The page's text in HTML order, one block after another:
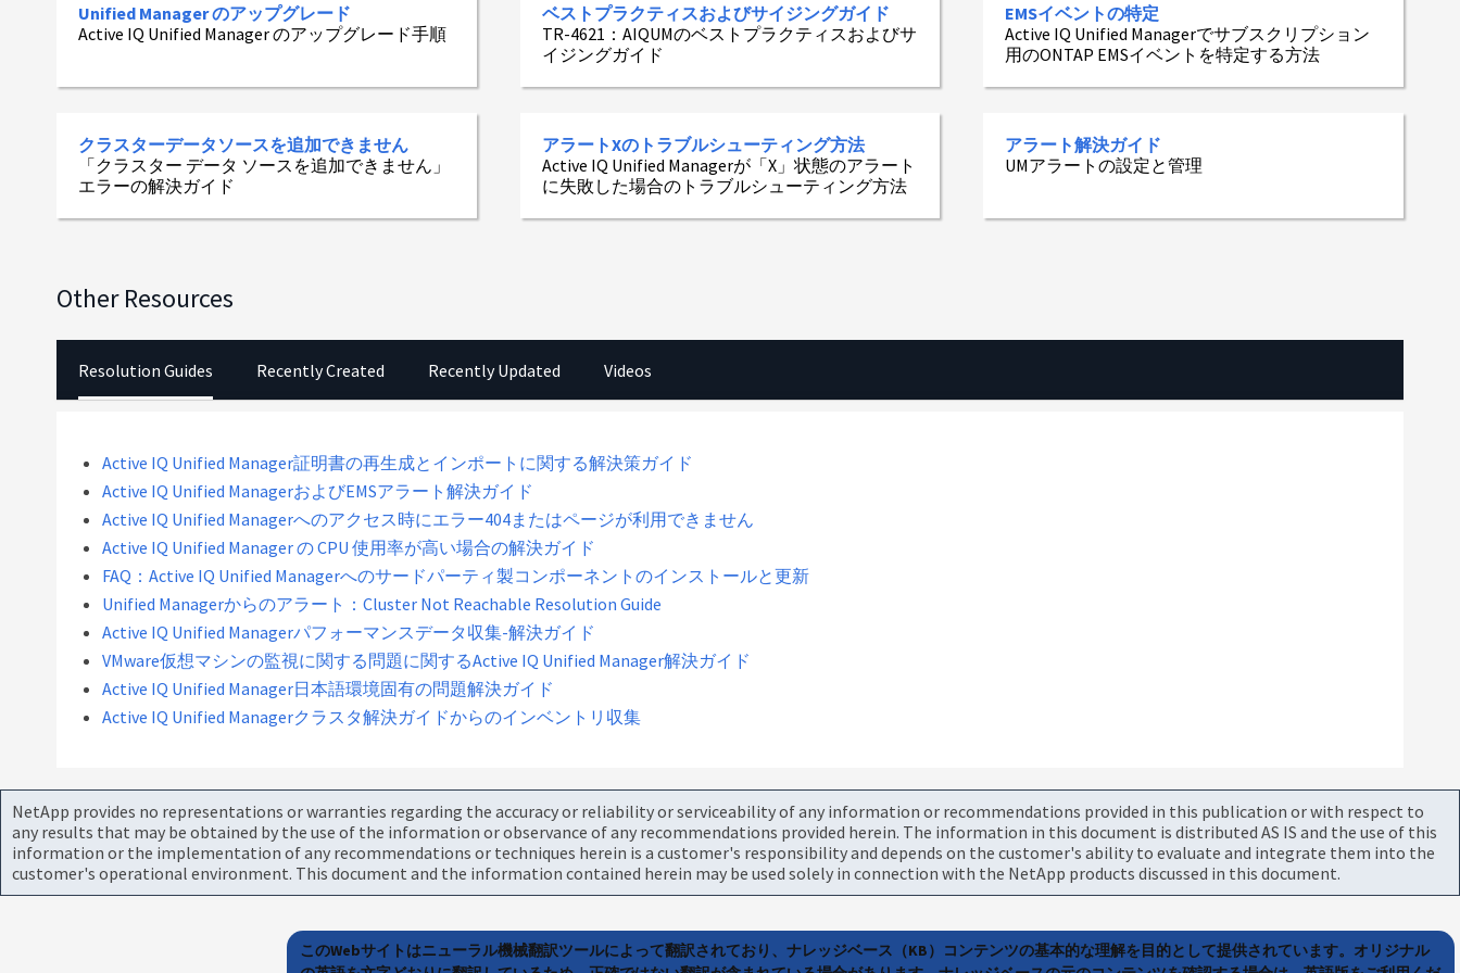
Unified Manager のアップグレード
Active IQ Unified Manager のアップグレード手順
ベストプラクティスおよびサイジングガイド
TR-4621：AIQUMのベストプラクティスおよびサ
イジングガイド
EMSイベントの特定
Active IQ Unified Managerでサブスクリプション
用のONTAP EMSイベントを特定する方法
クラスターデータソースを追加できません
「クラスター データ ソースを追加できません」
エラーの解決ガイド
アラートXのトラブルシューティング方法
Active IQ Unified Managerが「X」状態のアラート
に失敗した場合のトラブルシューティング方法
アラート解決ガイド
UMアラートの設定と管理
Other Resources
Resolution Guides Recently Created Recently Updated Videos
Active IQ Unified Manager証明書の再生成とインポートに関する解決策ガイド
Active IQ Unified ManagerおよびEMSアラート解決ガイド
Active IQ Unified Managerへのアクセス時にエラー404またはページが利用できません
Active IQ Unified Manager の CPU 使用率が高い場合の解決ガイド
FAQ：Active IQ Unified Managerへのサードパーティ製コンポーネントのインストールと更新
Unified Managerからのアラート：Cluster Not Reachable Resolution Guide
Active IQ Unified Managerパフォーマンスデータ収集-解決ガイド
VMware仮想マシンの監視に関する問題に関するActive IQ Unified Manager解決ガイド
Active IQ Unified Manager日本語環境固有の問題解決ガイド
Active IQ Unified Managerクラスタ解決ガイドからのインベントリ収集
NetApp provides no representations or warranties regarding the accuracy or reliability or serviceability of any information or recommendations provided in this publication or with respect to
any results that may be obtained by the use of the information or observance of any recommendations provided herein. The information in this document is distributed AS IS and the use of this
information or the implementation of any recommendations or techniques herein is a customer's responsibility and depends on the customer's ability to evaluate and integrate them into the
customer's operational environment. This document and the information contained herein may be used solely in connection with the NetApp products discussed in this document.
このWebサイトはニューラル機械翻訳ツールによって翻訳されており、ナレッジベース（KB）コンテンツの基本的な理解を目的として提供されています。オリジナル